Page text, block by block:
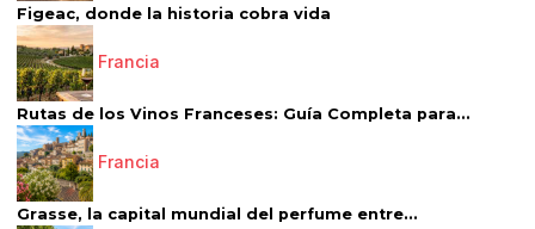
Figeac, donde la historia cobra vida
Francia
Rutas de los Vinos Franceses: Guía Completa para...
Francia
Grasse, la capital mundial del perfume entre...